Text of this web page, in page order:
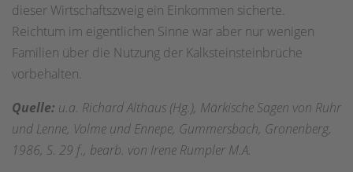
dieser Wirtschaftszweig ein Einkommen sicherte.
Reichtum im eigentlichen Sinne war aber nur wenigen
Familien über die Nutzung der Kalksteinsteinbrüche
vorbehalten.
Quelle: u.a. Richard Althaus (Hg.), Märkische Sagen von Ruhr
und Lenne, Volme und Ennepe, Gummersbach, Gronenberg,
1986, S. 29 f., bearb. von Irene Rumpler M.A.